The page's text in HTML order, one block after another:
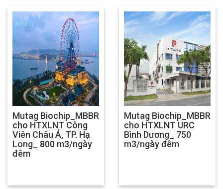
Mutag Biochip_MBBR
cho HTXLNT Công
Viên Châu Á, TP. Hạ
Long_ 800 m3/ngày
đêm
Mutag Biochip_MBBR
cho HTXLNT URC
Bình Dương_ 750
m3/ngày đêm